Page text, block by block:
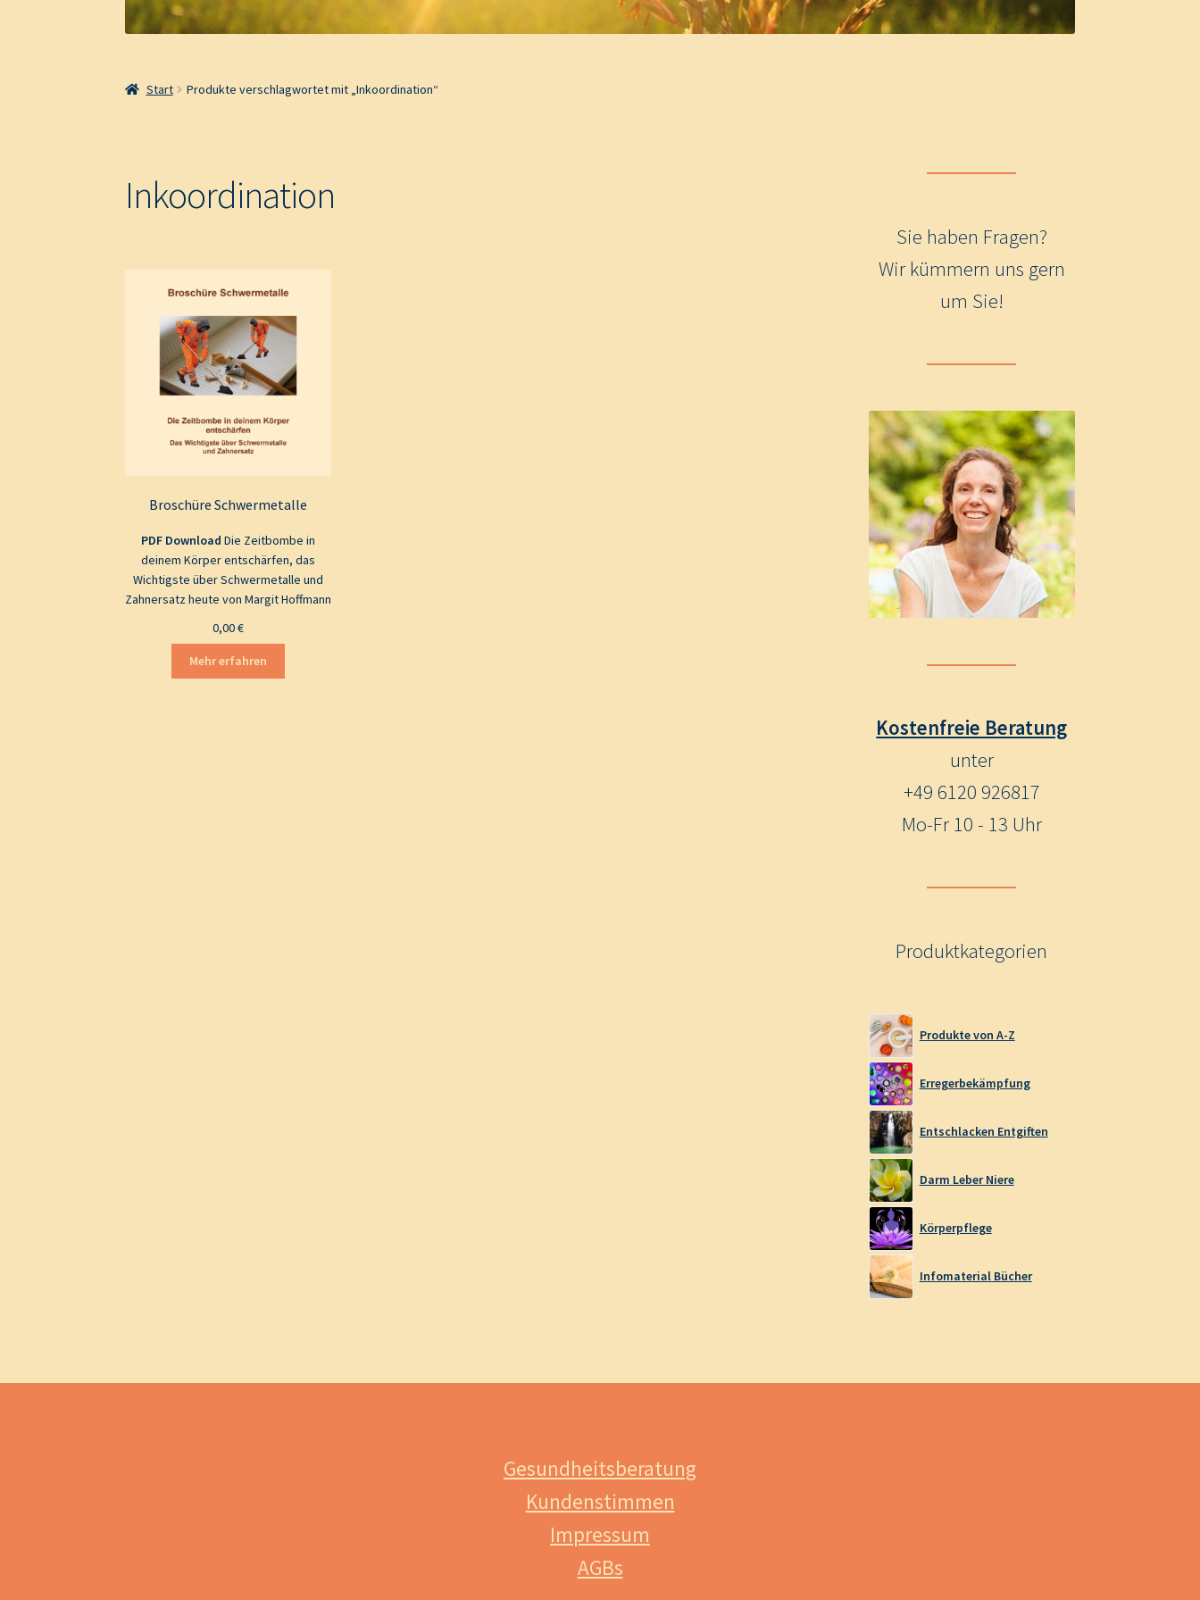
Start Produkte verschlagwortet mit „Inkoordination“
Inkoordination
Broschüre Schwermetalle
PDF DownloadDie Zeitbombe in
deinem Körper entschärfen, das
Wichtigste über Schwermetalle und
Zahnersatz heute von Margit Hoffmann
0,00€
Mehr erfahren
Sie haben Fragen?
Wir kümmern uns gern
um Sie!
Kostenfreie Beratung
unter
+49 6120 926817
Mo-Fr 10 - 13 Uhr
Produktkategorien
Produkte von A-Z
Erregerbekämpfung
Entschlacken Entgiften
Darm Leber Niere
Körperpflege
Infomaterial Bücher
Gesundheitsberatung
Kundenstimmen
Impressum
AGBs